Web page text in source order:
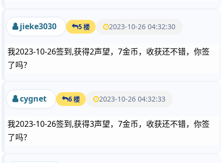
jieke3030 5 楼 2023-10-26 04:32:30
我2023-10-26签到,获得2声望，7金币，收获还不错，你签
了吗？
cygnet 6 楼 2023-10-26 04:32:33
我2023-10-26签到,获得3声望，7金币，收获还不错，你签
了吗？